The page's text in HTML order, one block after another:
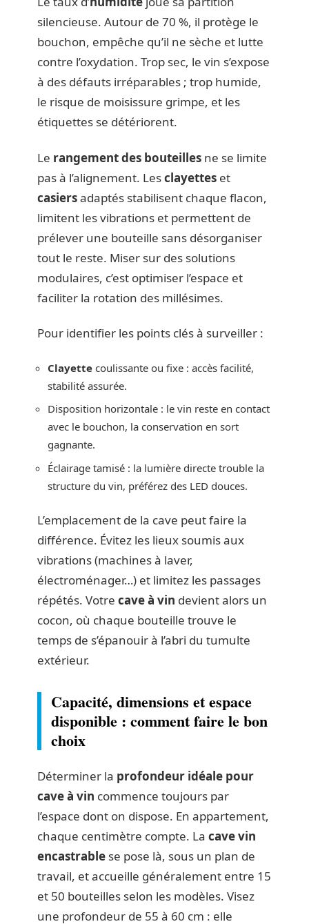
silencieuse. Autour de 70 %, il protège le
bouchon, empêche qu’il ne sèche et lutte
contre l’oxydation. Trop sec, le vin s’expose
à des défauts irréparables ; trop humide,
le risque de moisissure grimpe, et les
étiquettes se détériorent.
Le rangement des bouteilles ne se limite
pas à l’alignement. Lesclayettes et
casiersadaptés stabilisent chaque flacon,
limitent les vibrations et permettent de
prélever une bouteille sans désorganiser
tout le reste. Miser sur des solutions
modulaires, c’est optimiser l’espace et
faciliter la rotation des millésimes.
Pour identifier les points clés à surveiller :
Clayette coulissante ou fixe : accès facilité,
stabilité assurée.
Disposition horizontale : le vin reste en contact
avec le bouchon, la conservation en sort
gagnante.
Éclairage tamisé : la lumière directe trouble la
structure du vin, préférez des LED douces.
L’emplacement de la cave peut faire la
différence. Évitez les lieux soumis aux
vibrations (machines à laver,
électroménager…) et limitez les passages
répétés. Votre cave à vin devient alors un
cocon, où chaque bouteille trouve le
temps de s’épanouir à l’abri du tumulte
extérieur.
Capacité, dimensions et espace
disponible : comment faire le bon
choix
Déterminer la profondeur idéale pour
cave à vin commence toujours par
l’espace dont on dispose. En appartement,
chaque centimètre compte. La cave vin
encastrable se pose là, sous un plan de
travail, et accueille généralement entre 15
et 50 bouteilles selon les modèles. Visez
une profondeur de 55 à 60 cm : elle